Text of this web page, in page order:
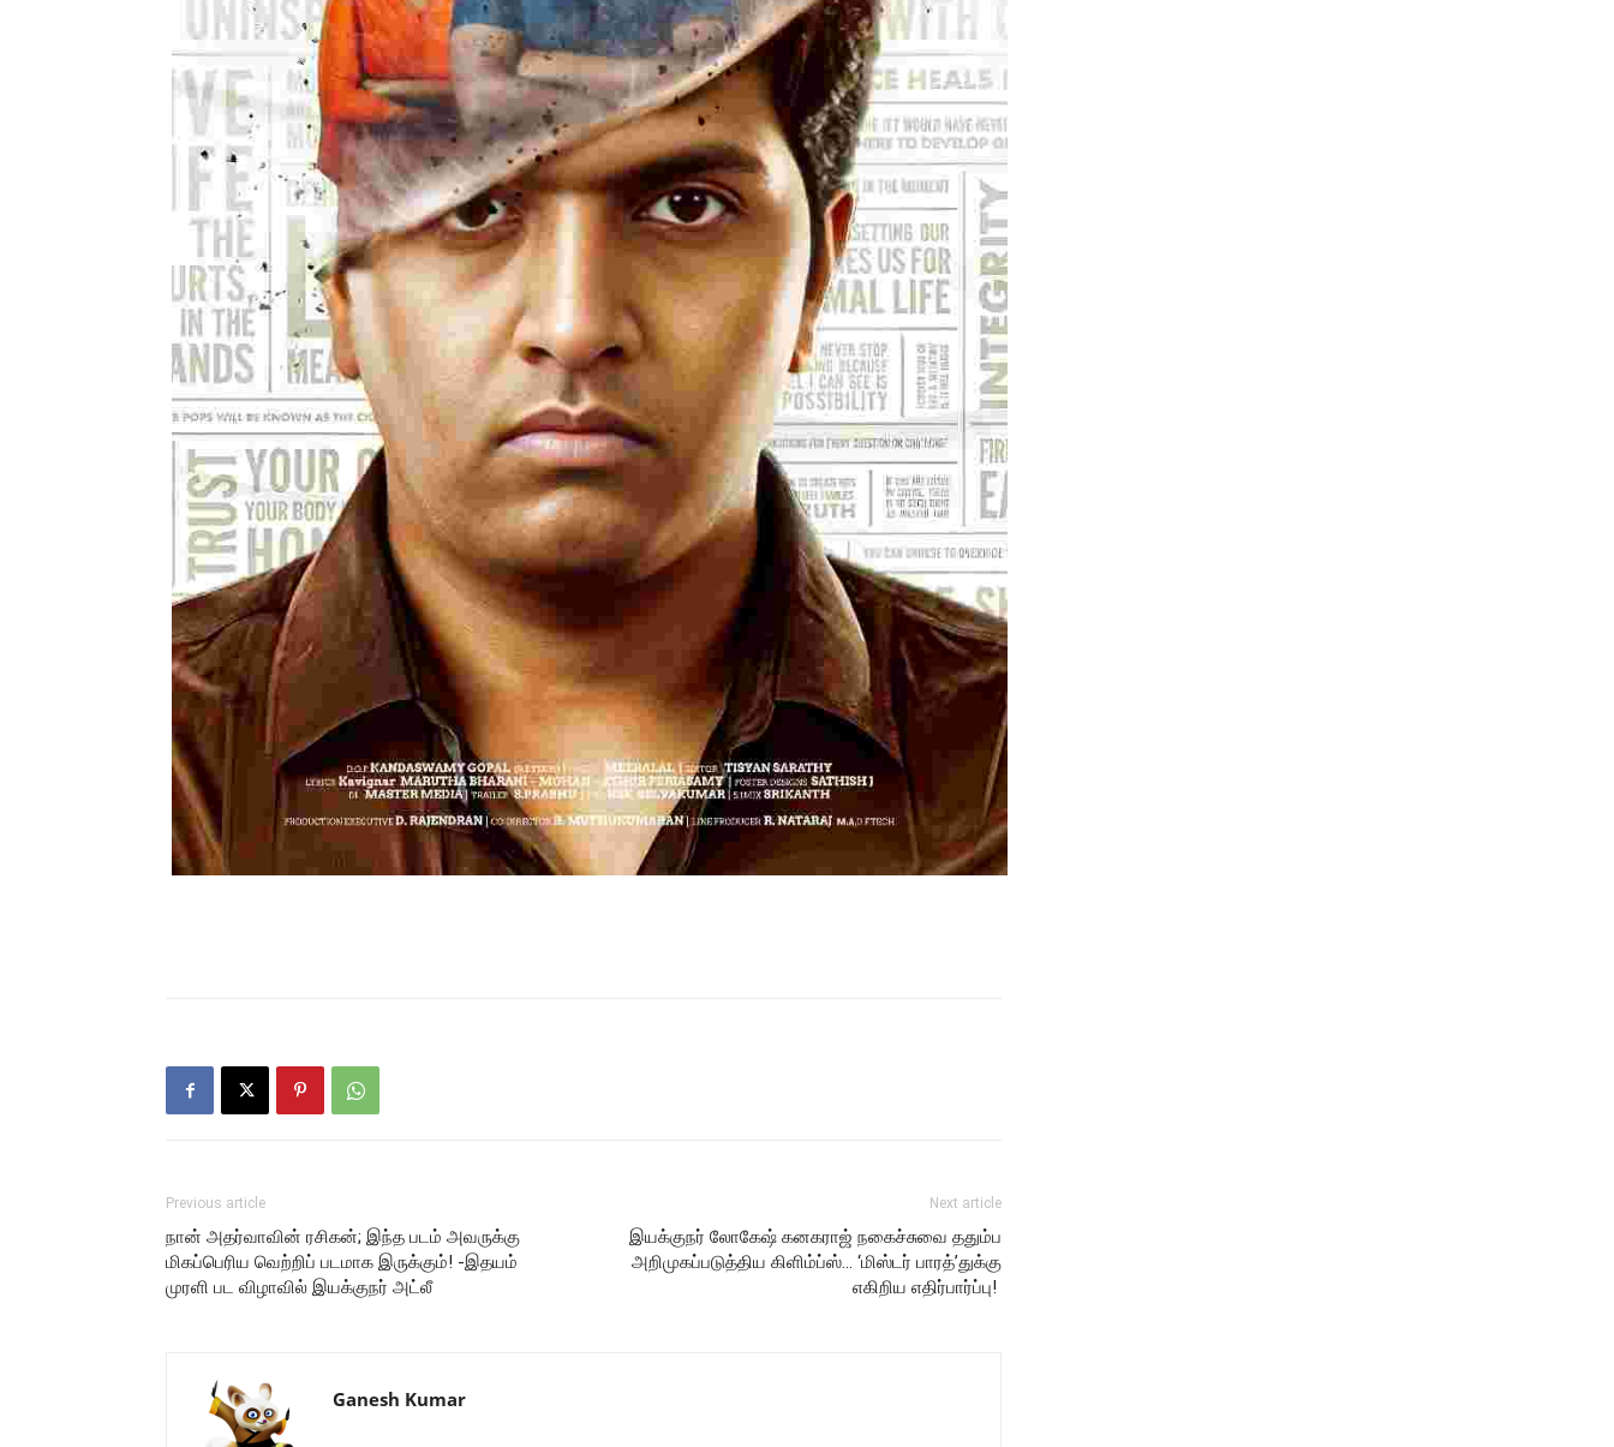
Previous article
நான் அதர்வாவின் ரசிகன்; இந்த படம் அவருக்கு
மிகப்பெரிய வெற்றிப் படமாக இருக்கும்! -இதயம்
முரளி பட விழாவில் இயக்குநர் அட்லீ
Next article
இயக்குநர் லோகேஷ் கனகராஜ் நகைச்சுவை ததும்ப
அறிமுகப்படுத்திய கிளிம்ப்ஸ்… ‘மிஸ்டர் பாரத்’துக்கு
எகிறிய எதிர்பார்ப்பு!
Ganesh Kumar